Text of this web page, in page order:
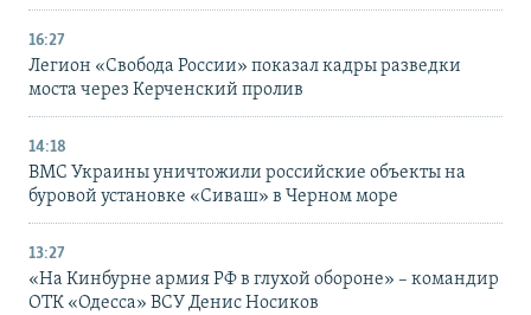
16:27
Легион «Свобода России» показал кадры разведки
моста через Керченский пролив
14:18
ВМС Украины уничтожили российские объекты на
буровой установке «Сиваш» в Черном море
13:27
«На Кинбурне армия РФ в глухой обороне» – командир
ОТК «Одесса» ВСУ Денис Носиков